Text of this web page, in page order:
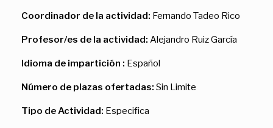
Coordinador de la actividad: Fernando Tadeo Rico
Profesor/es de la actividad: Alejandro Ruiz García
Idioma de impartición : Español
Número de plazas ofertadas: Sin Limite
Tipo de Actividad: Especifica